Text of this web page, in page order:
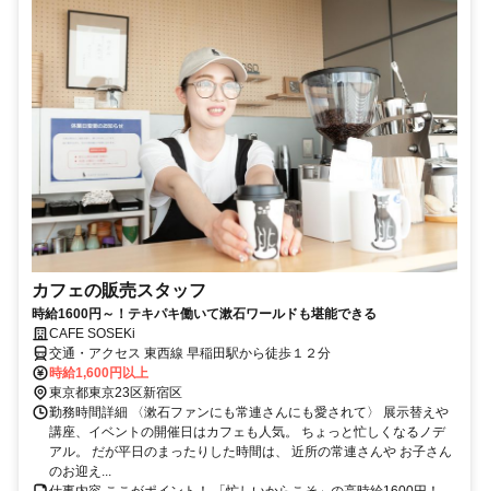
カフェの販売スタッフ
時給1600円～！テキパキ働いて漱石ワールドも堪能できる
CAFE SOSEKi
交通・アクセス 東西線 早稲田駅から徒歩１２分
時給1,600円以上
東京都東京23区新宿区
勤務時間詳細 〈漱石ファンにも常連さんにも愛されて〉 展示替えや
講座、イベントの開催日はカフェも人気。 ちょっと忙しくなるノデ
アル。 だが平日のまったりした時間は、 近所の常連さんや お子さん
のお迎え...